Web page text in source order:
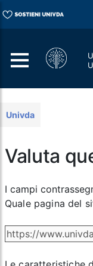
Univda
Valuta
I campi
Quale pagina del